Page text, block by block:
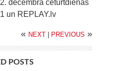
decembra ceturtdienās
un REPLAY.lv
« NEXT PREVIOUS »
POSTS